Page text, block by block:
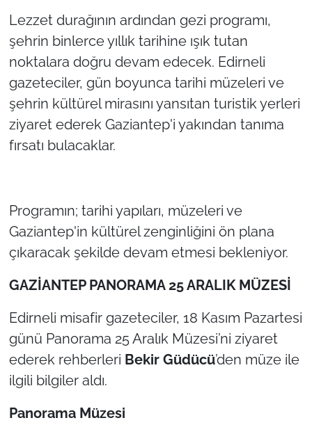
​Lezzet durağının ardından gezi programı,
şehrin binlerce yıllık tarihine ışık tutan
noktalara doğru devam edecek. Edirneli
gazeteciler, gün boyunca tarihi müzeleri ve
şehrin kültürel mirasını yansıtan turistik yerleri
ziyaret ederek Gaziantep'i yakından tanıma
fırsatı bulacaklar.
​Programın; tarihi yapıları, müzeleri ve
Gaziantep'in kültürel zenginliğini ön plana
çıkaracak şekilde devam etmesi bekleniyor.
GAZİANTEP PANORAMA 25 ARALIK MÜZESİ
Edirneli misafir gazeteciler, 18 Kasım Pazartesi
günü Panorama 25 Aralık Müzesi’ni ziyaret
ederek rehberleri Bekir Güdücü’den müze ile
ilgili bilgiler aldı.
Panorama Müzesi
Canlı Maç
Genel-A
Gündem-Eğitim